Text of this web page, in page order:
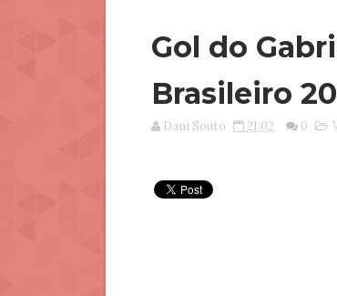
Gol do
Brasileiro
Dani Souto 21:02 0